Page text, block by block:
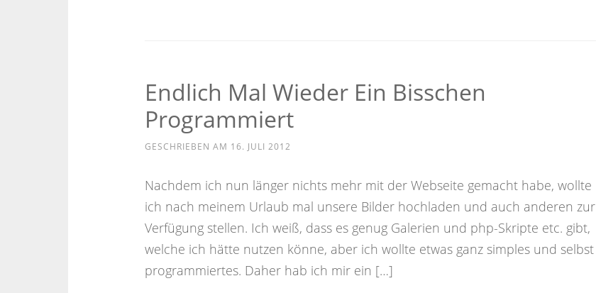
Endlich Mal Wieder Ein Bisschen
Programmiert
GESCHRIEBEN AM 16. JULI 2012
Nachdem ich nun länger nichts mehr mit der Webseite gemacht habe, wollte
ich nach meinem Urlaub mal unsere Bilder hochladen und auch anderen zur
Verfügung stellen. Ich weiß, dass es genug Galerien und php-Skripte etc. gibt,
welche ich hätte nutzen könne, aber ich wollte etwas ganz simples und selbst
programmiertes. Daher hab ich mir ein […]